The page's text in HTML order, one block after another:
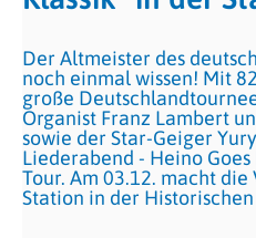
Der Altmeister des
noch einmal wissen! Mit
große
Organist Franz Lambert
sowie der Star-Geiger
Liederabend - Heino
Tour. Am 03.12. macht
Station in der